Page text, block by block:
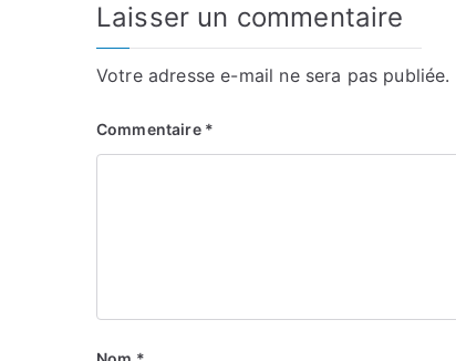
Laisser un commentaire
Votre adresse e-mail ne sera pas publiée.
Commentaire *